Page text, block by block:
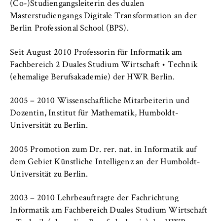
o
n
m
i
c
a
n
d
a
w
Berlin Professional School
Internationales
Organisation der Hochschule
Serviceeinrichtungen
Stellenangebote
(Co-)Studiengangsleiterin des dualen
Masterstudiengangs Digitale Transformation an der
Berlin Professional School (BPS).
Seit August 2010 Professorin für Informatik am
Fachbereich 2 Duales Studium Wirtschaft • Technik
(ehemalige Berufsakademie) der HWR Berlin.
2005 – 2010 Wissenschaftliche Mitarbeiterin und
Dozentin, Institut für Mathematik, Humboldt-
Universität zu Berlin.
2005 Promotion zum Dr. rer. nat. in Informatik auf
dem Gebiet Künstliche Intelligenz an der Humboldt-
Universität zu Berlin.
2003 – 2010 Lehrbeauftragte der Fachrichtung
Informatik am Fachbereich Duales Studium Wirtschaft
Betreiber dieser Website
Zweck:
Browsersitzung für eingeloggte Frontend-
Benutzer (z. B. im geschützten
Mitgliederbereich). Er speichert die
Session-ID und sorgt dafür, dass der Nutzer
während des Besuchs eingeloggt bleibt.
Cookie Laufzeit:
Für die Dauer der Browsersitzung
MARKETING
Name: